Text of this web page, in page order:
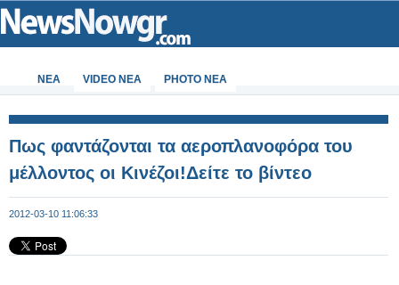
ΝΕΑ VIDEO NEA PHOTO NEA
Πως φαντάζονται τα αεροπλανοφόρα του
μέλλοντος οι Κινέζοι!Δείτε το βίντεο
2012-03-10 11:06:33